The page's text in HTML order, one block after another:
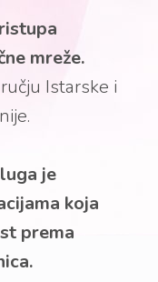
mreže.
Istarske i
je
koja
prema